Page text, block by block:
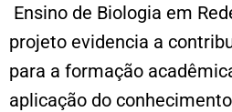
Ensino de Biologia em
projeto evidencia a
para a formação
aplicação do